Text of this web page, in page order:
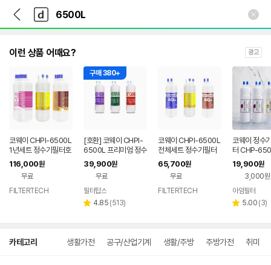
다
나
와
가
다
와
인
이런 상품 어때요? 광고
코웨이 CHPI-6500L
1년세트 정수기필터호
환 프리미엄플러스 5
인치 단방향 (RO)
116,000원
무료
FILTERTECH
구매 380+
[호환] 코웨이 CHPI-
6500L 프리미엄 정수
기필터 UF멤브레인방
식 1회관리세트
39,900원
무료
필터탑스
별 4.85 리
(513)
코웨이 CHPI-6500L
전체세트 정수기필터
호환 실속형 5인치 단
방향 (RO)
65,700원
무료
FILTERTECH
코웨이 정수
터 CHP-
미엄 세트
19,900원
3,000원
아임필터
별 5.00 리
(3)
카테고리 생활가전 공구/산업기계 생활/주방 주방가전 취미